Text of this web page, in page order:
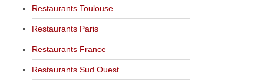
Restaurants Toulouse
Restaurants Paris
Restaurants France
Restaurants Sud Ouest